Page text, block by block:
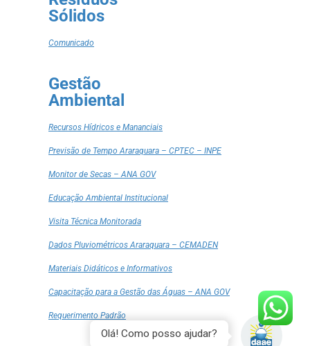
Sólidos
Comunicado
Gestão
Ambiental
Recursos Hídricos e Mananciais
Previsão de Tempo Araraquara – CPTEC – INPE
Monitor de Secas – ANA GOV
Educação Ambiental Institucional
Visita Técnica Monitorada
Dados Pluviométricos Araraquara – CEMADEN
Materiais Didáticos e Informativos
Capacitação para a Gestão das Águas – ANA GOV
Requerimento Padrão
Olá! Como posso ajudar?